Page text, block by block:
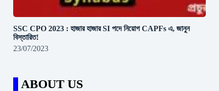
SSC CPO 2023 : হাজার হাজার SI পদে নিয়োগ CAPFs এ, জানুন
বিস্তারিত!
23/07/2023
ABOUT US